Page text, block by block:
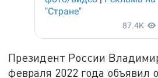
Президент России
февраля 2022 года объявил